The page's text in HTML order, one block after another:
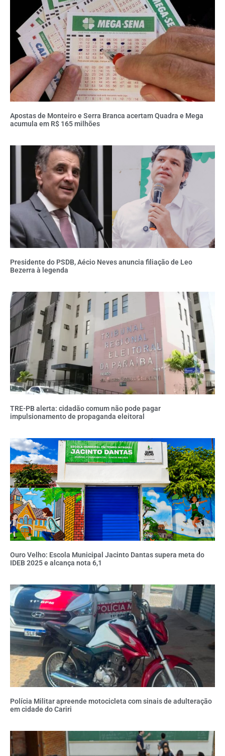
Apostas de Monteiro e Serra Branca acertam Quadra e Mega
acumula em R$ 165 milhões
Presidente do PSDB, Aécio Neves anuncia filiação de Leo
Bezerra à legenda
TRE-PB alerta: cidadão comum não pode pagar
impulsionamento de propaganda eleitoral
Ouro Velho: Escola Municipal Jacinto Dantas supera meta do
IDEB 2025 e alcança nota 6,1
Polícia Militar apreende motocicleta com sinais de adulteração
em cidade do Cariri